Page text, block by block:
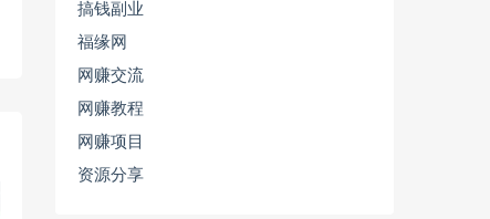
搞钱副业
福缘网
网赚交流
网赚教程
网赚项目
资源分享